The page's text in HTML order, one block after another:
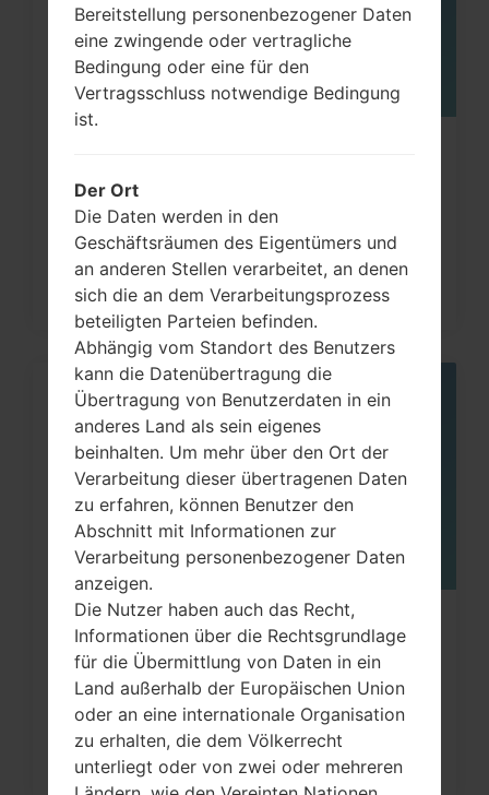
Werkseinstellungen durch Code
auf...
Wie kann man die
Werkseinstellungen durch Menü
auf...
Bereitstellung personenbezogener Daten
eine zwingende oder vertragliche
Bedingung oder eine für den
Vertragsschluss notwendige Bedingung
ist.
Der Ort
Die Daten werden in den
Geschäftsräumen des Eigentümers und
an anderen Stellen verarbeitet, an denen
sich die an dem Verarbeitungsprozess
beteiligten Parteien befinden.
Abhängig vom Standort des Benutzers
kann die Datenübertragung die
Übertragung von Benutzerdaten in ein
anderes Land als sein eigenes
beinhalten. Um mehr über den Ort der
Verarbeitung dieser übertragenen Daten
zu erfahren, können Benutzer den
Abschnitt mit Informationen zur
Verarbeitung personenbezogener Daten
anzeigen.
Die Nutzer haben auch das Recht,
Informationen über die Rechtsgrundlage
für die Übermittlung von Daten in ein
Land außerhalb der Europäischen Union
oder an eine internationale Organisation
zu erhalten, die dem Völkerrecht
unterliegt oder von zwei oder mehreren